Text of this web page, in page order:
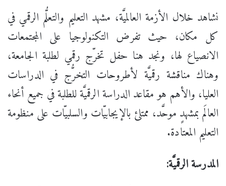
نشاهد خلال الأزمة العالميَّة، مشهد التعليم والتعلُّم الرقمي في
كل مكان، حيث تفرض التكنولوجيا على المجتمعات
الانصياع لها، ونجد هنا حفل تخرّج رقمي لطلبة الجامعة،
وهناك مناقشة رقميَّة لأطروحات التخرُّج في الدراسات
العليا، والأهم هو مقاعد الدراسة الرقميَّة للطلبة في جميع أنحاء
العالَم بمشهدٍ موحَّد، ممتلئ بالإيجابيّات والسلبيّات على منظومة
التعليم المعتادة.
المدرسة الرقميَّة: